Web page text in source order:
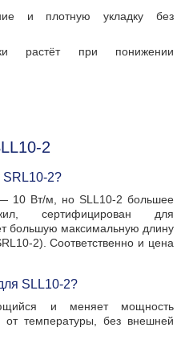
и плотную укладку без
растёт при понижении
2
SRL10-2?
10 Вт/м, но SLL10-2 большее
сертифицирован для
большую максимальную длину
2). Соответственно и цена
SLL10-2?
и меняет мощность
от температуры, без внешней